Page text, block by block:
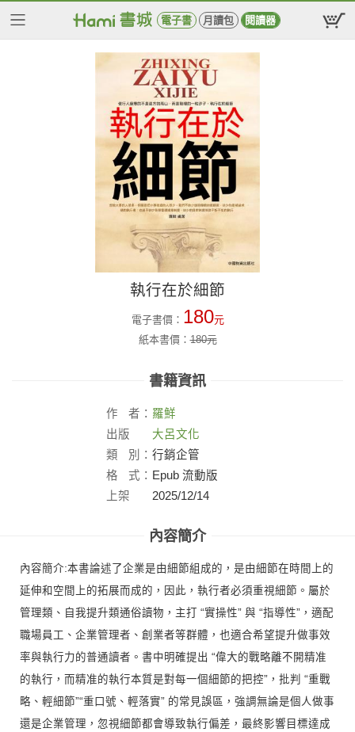
電子書 月讀包 閱讀器
執行在於細節
電子書價： 180元
紙本書價：180元
書籍資訊
作 者： 羅鮮
出版
社：
大呂文化
類
別： 行銷企管
格
式： Epub 流動版
上架
2025/12/14
內容簡介
內容簡介:本書論述了企業是由細節組成的，是由細節在時間上的
延伸和空間上的拓展而成的，因此，執行者必須重視細節。屬於
管理類、自我提升類通俗讀物，主打 “實操性” 與 “指導性”，適配
職場員工、企業管理者、創業者等群體，也適合希望提升做事效
率與執行力的普通讀者。書中明確提出 “偉大的戰略離不開精准
的執行，而精准的執行本質是對每一個細節的把控”，批判 “重戰
略、輕細節”“重口號、輕落實” 的常見誤區，強調無論是個人做事
還是企業管理，忽視細節都會導致執行偏差，最終影響目標達成